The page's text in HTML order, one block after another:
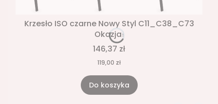
Krzesło ISO czarne Nowy Styl C11_C38_C73
Okazja!
146,37 zł
119,00 zł
Do koszyka